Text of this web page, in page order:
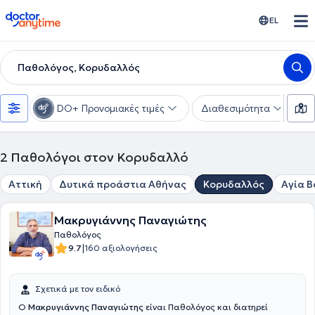
doctoranytime EL
Παθολόγος, Κορυδαλλός
DO+ Προνομιακές τιμές Διαθεσιμότητα
2 Παθολόγοι στον Κορυδαλλό
Αττική Δυτικά προάστια Αθήνας Κορυδαλλός Αγία
Μακρυγιάννης Παναγιώτης
Παθολόγος
9.7|160 αξιολογήσεις
Σχετικά με τον ειδικό
Ο Μακρυγιάννης Παναγιώτης είναι Παθολόγος και διατηρεί